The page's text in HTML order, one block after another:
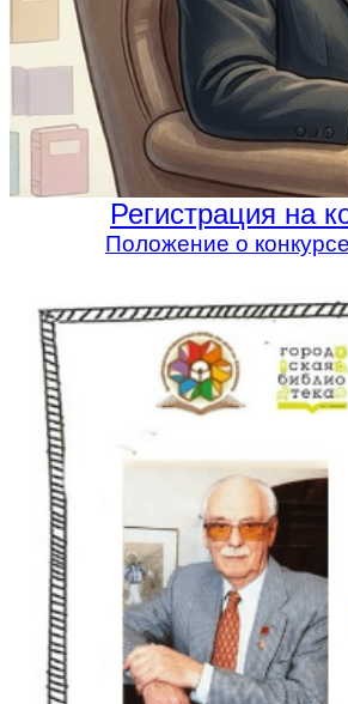
Регистрация на
Положение о